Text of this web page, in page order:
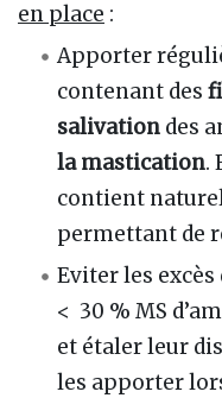
en place :
Apporter
contenant des
salivation des
la mastication.
contient
permettant de
Eviter les
< 30 % MS
et étaler leur
les apporter